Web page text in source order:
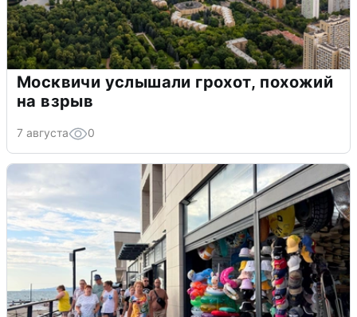
Москвичи услышали грохот, похожий
на взрыв
7 августа 0